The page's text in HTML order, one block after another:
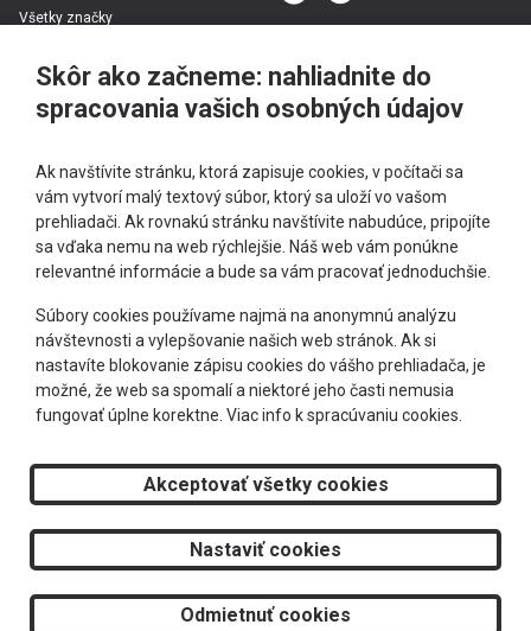
Všetky značky
info@optimeye.sk
Doprava zadarmo
Tvorba web stránokaredakčný systémodAlejTech, spol. s r.o.
Skôr ako začneme: nahliadnite do
spracovania vašich osobných údajov
Ak navštívite stránku, ktorá zapisuje cookies, v počítači sa
vám vytvorí malý textový súbor, ktorý sa uloží vo vašom
prehliadači. Ak rovnakú stránku navštívite nabudúce, pripojíte
sa vďaka nemu na web rýchlejšie. Náš web vám ponúkne
relevantné informácie a bude sa vám pracovať jednoduchšie.
Súbory cookies používame najmä na anonymnú analýzu
návštevnosti a vylepšovanie našich web stránok. Ak si
nastavíte blokovanie zápisu cookies do vášho prehliadača, je
možné, že web sa spomalí a niektoré jeho časti nemusia
fungovať úplne korektne. Viac info k spracúvaniu cookies.
Akceptovať všetky cookies
Nastaviť cookies
Odmietnuť cookies